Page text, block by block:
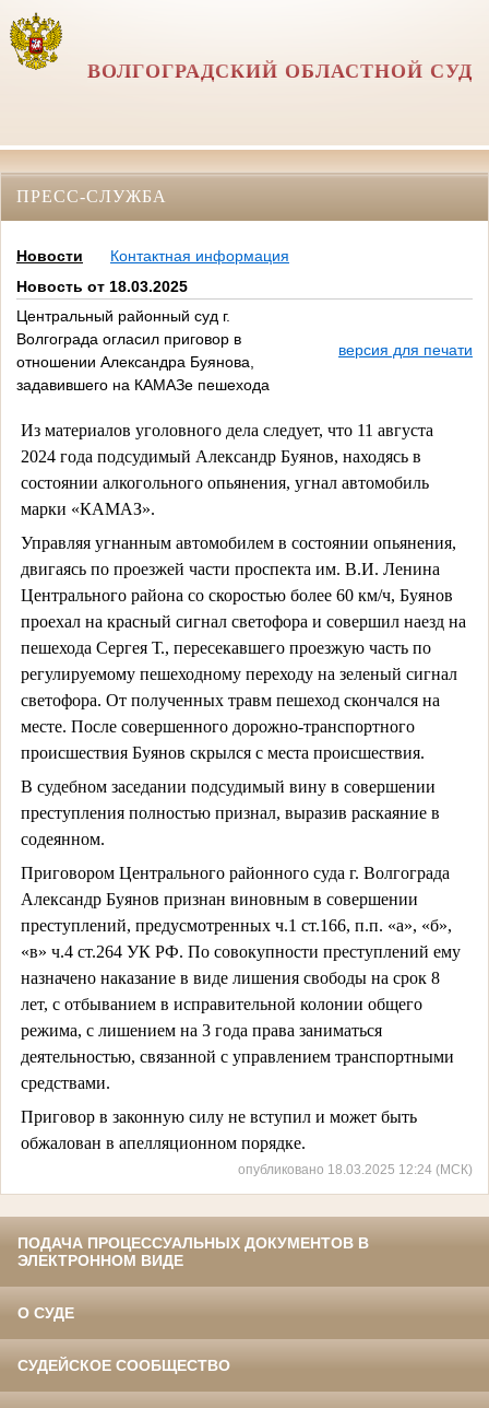
ВОЛГОГРАДСКИЙ ОБЛАСТНОЙ СУД
ПРЕСС-СЛУЖБА
Новости
Контактная информация
Новость от 18.03.2025
Центральный районный суд г.
Волгограда огласил приговор в
отношении Александра Буянова,
задавившего на КАМАЗе пешехода
версия для печати
Из материалов уголовного дела следует, что 11 августа
2024 года подсудимый Александр Буянов, находясь в
состоянии алкогольного опьянения, угнал автомобиль
марки «КАМАЗ».
Управляя угнанным автомобилем в состоянии опьянения,
двигаясь по проезжей части проспекта им. В.И. Ленина
Центрального района со скоростью более 60 км/ч, Буянов
проехал на красный сигнал светофора и совершил наезд на
пешехода Сергея Т., пересекавшего проезжую часть по
регулируемому пешеходному переходу на зеленый сигнал
светофора. От полученных травм пешеход скончался на
месте. После совершенного дорожно-транспортного
происшествия Буянов скрылся с места происшествия.
В судебном заседании подсудимый вину в совершении
преступления полностью признал, выразив раскаяние в
содеянном.
Приговором Центрального районного суда г. Волгограда
Александр Буянов признан виновным в совершении
преступлений, предусмотренных ч.1 ст.166, п.п. «а», «б»,
«в» ч.4 ст.264 УК РФ. По совокупности преступлений ему
назначено наказание в виде лишения свободы на срок 8
лет, с отбыванием в исправительной колонии общего
режима, с лишением на 3 года права заниматься
деятельностью, связанной с управлением транспортными
средствами.
Приговор в законную силу не вступил и может быть
обжалован в апелляционном порядке.
опубликовано 18.03.2025 12:24 (МСК)
ПОДАЧА ПРОЦЕССУАЛЬНЫХ ДОКУМЕНТОВ В
ЭЛЕКТРОННОМ ВИДЕ
О СУДЕ
СУДЕЙСКОЕ СООБЩЕСТВО